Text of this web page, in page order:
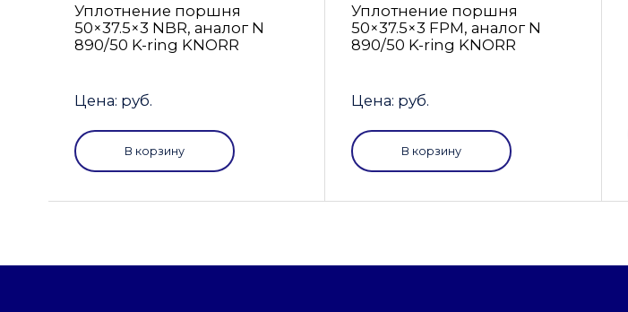
Уплотнение поршня
50×37.5×3 NBR, аналог N
890/50 K-ring KNORR
Цена: руб.
В корзину
Уплотнение поршня
50×37.5×3 FРM, аналог N
890/50 K-ring KNORR
Цена: руб.
В корзину